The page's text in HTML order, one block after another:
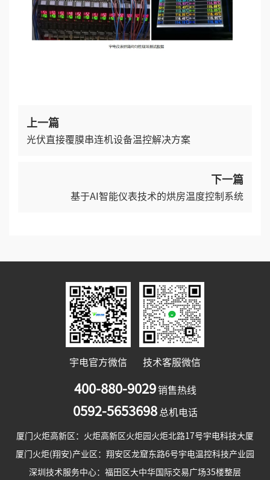
上一篇
光伏直接覆膜串连机设备温控解决方案
下一篇
基于AI智能仪表技术的烘房温度控制系统
宇电官方微信 技术客服微信
400-880-9029 销售热线
0592-5653698 总机电话
厦门火炬高新区：火炬高新区火炬园火炬北路17号宇电科技大厦
厦门火炬(翔安)产业区：翔安区龙窟东路6号宇电温控科技产业园
深圳技术服务中心：福田区大中华国际交易广场35楼整层